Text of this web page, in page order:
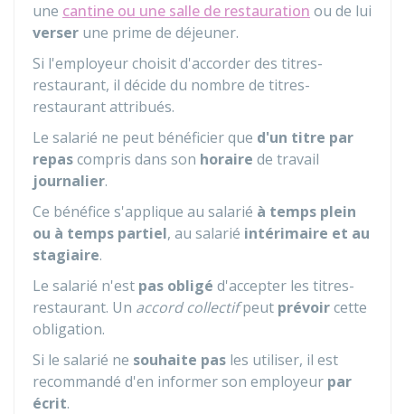
une cantine ou une salle de restauration ou de lui
verser une prime de déjeuner.
Si l'employeur choisit d'accorder des titres-
restaurant, il décide du nombre de titres-
restaurant attribués.
Le salarié ne peut bénéficier que d'un titre par
repascompris dans son horaire de travail
journalier.
Ce bénéfice s'applique au salarié à temps plein
ou à temps partiel, au salarié intérimaire et au
stagiaire.
Le salarié n'est pas obligé d'accepter les titres-
restaurant. Un accord collectifpeut prévoircette
obligation.
Si le salarié ne souhaite pas les utiliser, il est
recommandé d'en informer son employeur par
écrit.